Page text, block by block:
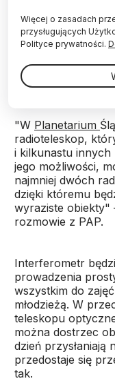
Zgodnie ze
wieloletniej
latach 2024-
zbudowany i
"W Planetarium
radioteleskop,
i kilkunastu innych
jego możliwości,
najmniej dwóch
dzięki któremu
wyraziste obiekty"
rozmowie z PAP.
Interferometr
prowadzenia
wszystkim do
młodzieżą. W
teleskopu
można dostrzec
dzień przysłaniają
przedostaje się
tak.
Więcej o zasadach
przysługujących
Polityce prywatności.